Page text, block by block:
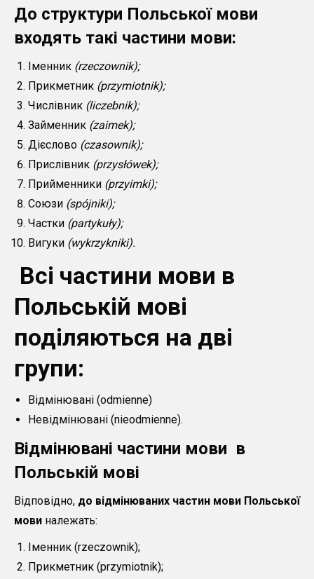
До структури Польської мови
входять такі частини мови:
Іменник (rzeczownik);
Прикметник (przymiotnik);
Числівник (liczebnik);
Займенник (zaimek);
Дієслово (czasownik);
Прислівник (przysłówek);
Прийменники (przyimki);
Союзи (spójniki);
Частки (partykuły);
Вигуки (wykrzykniki).
Всі частини мови в
Польській мові
поділяються на дві
групи:
Відмінювані (odmienne)
Невідмінювані (nieodmienne).
Відмінювані частини мови в
Польській мові
Відповідно, до відмінюваних частин мови Польської
мови належать:
Іменник (rzeczownik);
Прикметник (przymiotnik);